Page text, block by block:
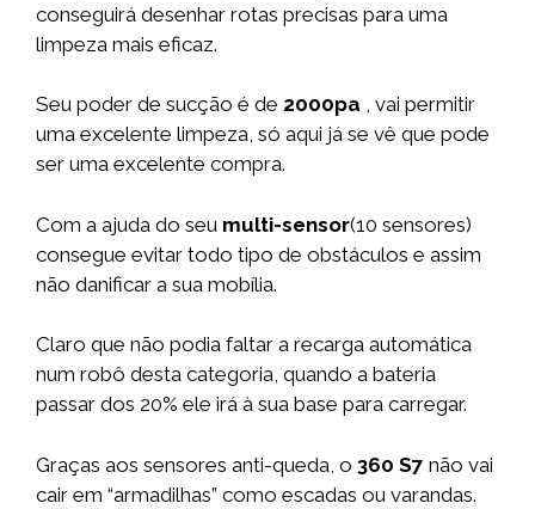
conseguirá desenhar rotas precisas para uma
limpeza mais eficaz.
Seu poder de sucção é de 2000pa , vai permitir
uma excelente limpeza, só aqui já se vê que pode
ser uma excelente compra.
Com a ajuda do seu multi-sensor(10 sensores)
consegue evitar todo tipo de obstáculos e assim
não danificar a sua mobília.
Claro que não podia faltar a recarga automática
num robô desta categoria, quando a bateria
passar dos 20% ele irá à sua base para carregar.
Graças aos sensores anti-queda, o 360 S7 não vai
cair em “armadilhas” como escadas ou varandas.